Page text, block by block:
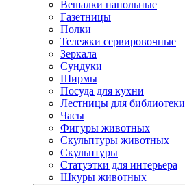
Вешалки напольные
Газетницы
Полки
Тележки сервировочные
Зеркала
Сундуки
Ширмы
Посуда для кухни
Лестницы для библиотеки
Часы
Фигуры животных
Скульптуры животных
Скульптуры
Статуэтки для интерьера
Шкуры животных